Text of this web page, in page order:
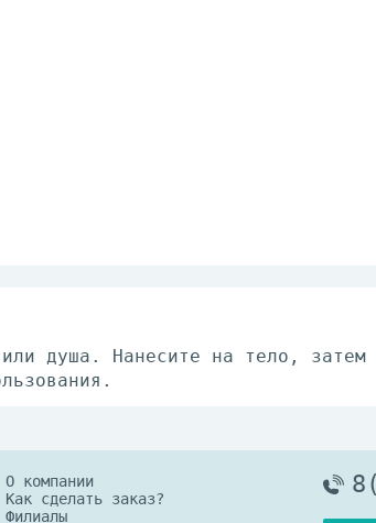
душа. Нанесите на тело, затем
О компании
Как сделать заказ?
Филиалы